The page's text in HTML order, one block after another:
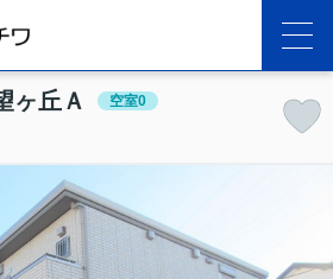
ヶ丘Ａ 空室0